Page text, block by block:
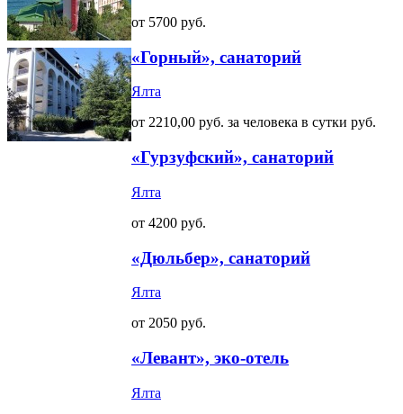
от 5700 руб.
«Горный», санаторий
Ялта
от 2210,00 руб. за человека в сутки руб.
«Гурзуфский», санаторий
Ялта
от 4200 руб.
«Дюльбер», санаторий
Ялта
от 2050 руб.
«Левант», эко-отель
Ялта